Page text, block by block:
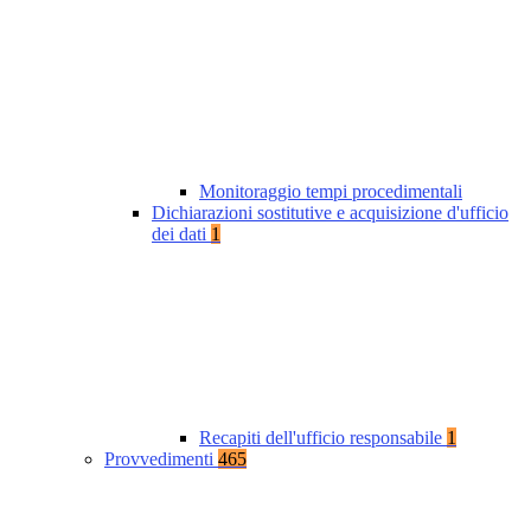
Monitoraggio tempi procedimentali
Dichiarazioni sostitutive e acquisizione d'ufficio
dei dati 1
Recapiti dell'ufficio responsabile 1
Provvedimenti 465